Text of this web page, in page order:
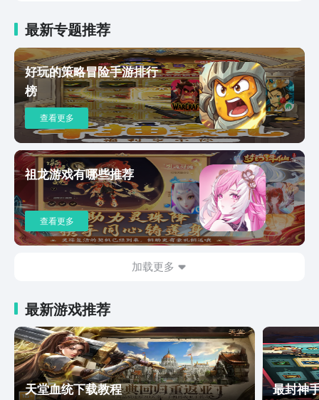
遇到的奇遇事件也就越多，从而造就回报更加丰富，游戏
中也不只有经营玩法一种，玩家还可以和队友组成三人小
队，前往各自的庄园之中开展酒会，酒会是游戏中效率最
高的一种玩法，玩家只需要投入少量的金钱就能获得大量
的经验值。值得一提的是，游戏还有捕捉各类野兽的玩
法，玩家可以在大世界之中寻找到柴犬和兔子一类的生
物，通过吸尘器将它们收入囊中，当然随着游戏的练度提
升，玩家还可以前往空中岛屿，狩猎天使和云朵。在游戏
的家园模式当中，玩家可以通过商城购买家具从而DIY自
己的家园，也可以自己在材料厂之中创作， 如果玩家实
在是想不到如何搭建自己的家园，也可以根据他人的模板
进行一键搭建。以上内容就是本期小编给大家带来的代号
奇旅预约链接分享的全部内容了，在这款游戏当中，玩家
庄园的繁荣度是非常重要的，它直接影响了作物的成长效
率和经营的报酬回馈，希望看完本期内容的小伙伴们可以
实际进入到游戏内体验一下哦。
最新专题推荐
好玩的策略冒险手游排行
榜
查看更多
祖龙游戏有哪些推荐
查看更多
加载更多
最新游戏推荐
天堂血统下载教程 最封神